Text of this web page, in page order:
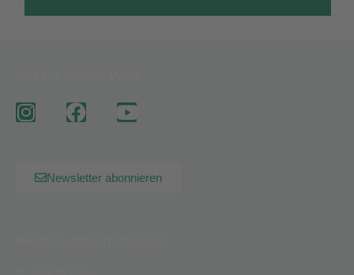
Newsletter abonnieren